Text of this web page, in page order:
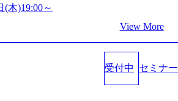
く魅力的な環境が整っているため、
業/IT戦略立案や各種プロジェクトマネ
までワンストップでサービスを提供す
めていることは何かを追究し、本当に
業ながら、従業員数が1年で300人強増
(木)19:00～
View More
受付中 セミナー